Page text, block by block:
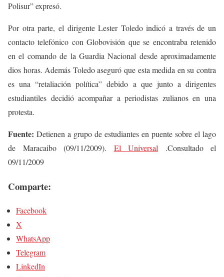
Polisur” expresó.
Por otra parte, el dirigente Lester Toledo indicó a través de un
contacto telefónico con Globovisión que se encontraba retenido
en el comando de la Guardia Nacional desde aproximadamente
dios horas. Además Toledo aseguró que esta medida en su contra
es una “retaliación política” debido a que junto a dirigentes
estudiantiles decidió acompañar a periodistas zulianos en una
protesta.
Fuente: Detienen a grupo de estudiantes en puente sobre el lago
de Maracaibo (09/11/2009). El Universal .Consultado el
09/11/2009
Comparte:
Facebook
X
WhatsApp
Telegram
LinkedIn